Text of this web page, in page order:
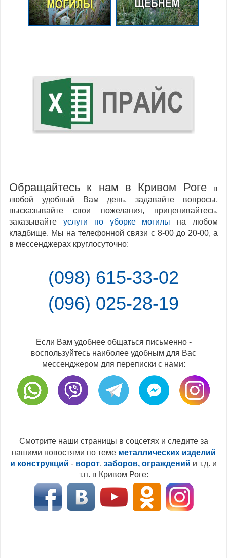
Обращайтесь к нам в Кривом Роге
в
любой удобный Вам день, задавайте вопросы,
высказывайте свои пожелания, приценивайтесь,
заказывайте услуги по уборке могилы на любом
кладбище. Мы на телефонной связи с 8-00 до 20-00, а
в мессенджерах круглосуточно:
(098) 615-33-02
(096) 025-28-19
Если Вам удобнее общаться письменно -
воспользуйтесь наиболее удобным для Вас
мессенджером для переписки с нами:
Смотрите наши страницы в соцсетях и следите за
нашими новостями по теме металлических изделий
и конструкций - ворот, заборов, ограждений и т.д. и
т.п. в Кривом Роге: